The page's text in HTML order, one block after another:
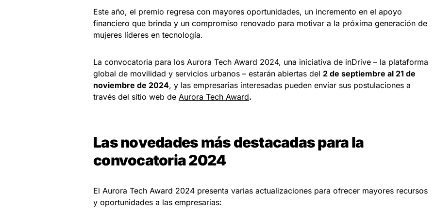
Este año, el premio regresa con mayores oportunidades, un incremento en el apoyo
financiero que brinda y un compromiso renovado para motivar a la próxima generación de
mujeres líderes en tecnología.
La convocatoria para los Aurora Tech Award 2024, una iniciativa de inDrive – la plataforma
global de movilidad y servicios urbanos – estarán abiertas del 2 de septiembre al 21 de
noviembre de 2024, y las empresarias interesadas pueden enviar sus postulaciones a
través del sitio web de Aurora Tech Award.
Las novedades más destacadas para la
convocatoria 2024
El Aurora Tech Award 2024 presenta varias actualizaciones para ofrecer mayores recursos
y oportunidades a las empresarias: